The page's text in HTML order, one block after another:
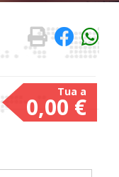
0,00 €